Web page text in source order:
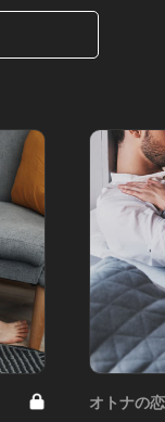
オトナの